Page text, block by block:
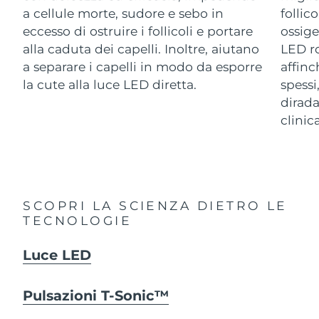
a cellule morte, sudore e sebo in
eccesso di ostruire i follicoli e portare
alla caduta dei capelli. Inoltre, aiutano
a separare i capelli in modo da esporre
la cute alla luce LED diretta.
LED
SCOPRI LA SCIENZA DIETRO LE
TECNOLOGIE
Luce LED
Pulsazioni T-Sonic™
For healthy hair
18% PAP
Cosmetici Uomini
CHI SIAMO
Israele Consegna stimata 8/14/26
Italia Consegna stimata 8/10/26
Giappone Consegna stimata 8/13/26
8/15/26
Lettonia
Libano